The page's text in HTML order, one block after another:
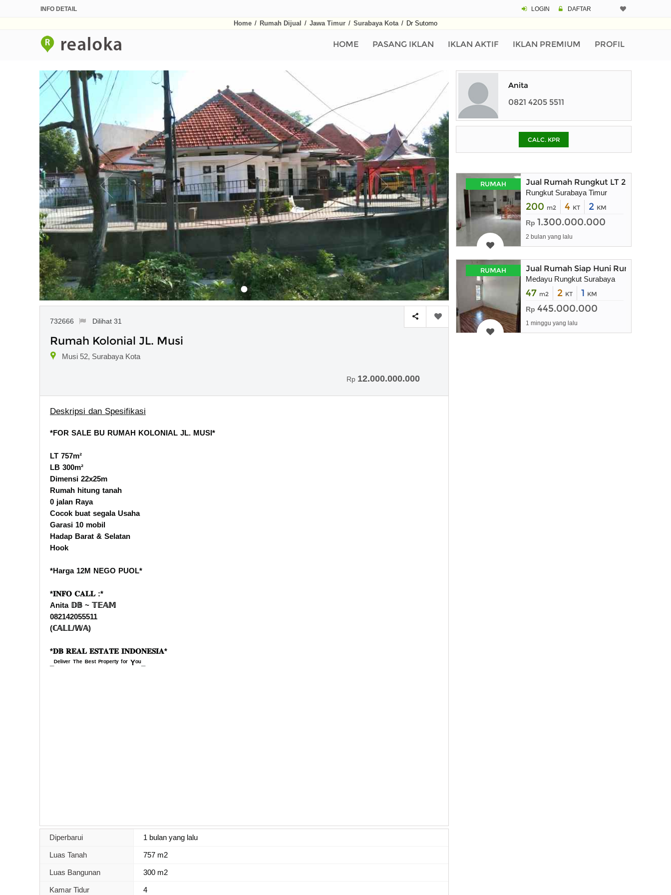
INFO DETAIL LOGIN DAFTAR
Home / Rumah Dijual / Jawa Timur / Surabaya Kota / Dr Sutomo
HOME PASANG IKLAN IKLAN AKTIF IKLAN PREMIUM PROFIL
732666 Dilihat 31
Rumah Kolonial JL. Musi
Musi 52, Surabaya Kota
Rp 12.000.000.000
Deskripsi dan Spesifikasi
*FOR SALE BU RUMAH KOLONIAL JL. MUSI*
LT 757m²
LB 300m²
Dimensi 22x25m
Rumah hitung tanah
0 jalan Raya
Cocok buat segala Usaha
Garasi 10 mobil
Hadap Barat & Selatan
Hook
*Harga 12M NEGO PUOL*
*𝐈𝐍𝐅𝐎 𝐂𝐀𝐋𝐋 :*
Anita 𝔻𝔹 ~ 𝕋𝔼𝔸𝕄
082142055511
(ℂ𝔸𝕃𝕃/𝕎𝔸)
*𝐃𝐁 𝐑𝐄𝐀𝐋 𝐄𝐒𝐓𝐀𝐓𝐄 𝐈𝐍𝐃𝐎𝐍𝐄𝐒𝐈𝐀*
_ᴰᵉˡⁱᵛᵉʳ ᵀʰᵉ ᴮᵉˢᵗ ᴾʳᵒᵖᵉʳᵗʸ ᶠᵒʳ Yᵒᵘ_
Diperbarui 1 bulan yang lalu
Luas Tanah 757 m2
Luas Bangunan 300 m2
Kamar Tidur 4
Pinjaman (PIN)
pada kotak-
Anita
0821 4205 5511
CALC. KPR
RUMAH Jual Rumah Rungkut LT 200m
Rungkut Surabaya Timur
200 m2 4 KT 2 KM
Rp 1.300.000.000
2 bulan yang lalu
RUMAH Jual Rumah Siap Huni Rungkut
Medayu Rungkut Surabaya
47 m2 2 KT 1 KM
Rp 445.000.000
1 minggu yang lalu